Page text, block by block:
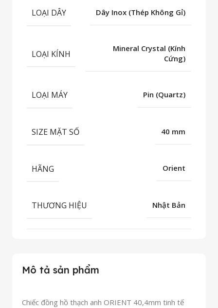
Mô tả sản phẩm
Chiếc đồng hồ thạch anh ORIENT 40,4mm tinh tế
LOẠI DÂY Dây Inox (Thép Không Gỉ)
LOẠI KÍNH
Mineral Crystal (Kính
Cứng)
LOẠI MÁY Pin (Quartz)
SIZE MẶT SỐ 40 mm
HÃNG Orient
THƯƠNG HIỆU Nhật Bản